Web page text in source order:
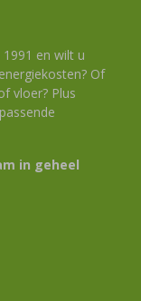
en wilt u
Of
vloer? Plus
in geheel